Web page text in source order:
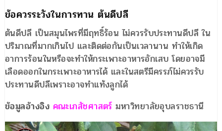
ข้อควรระวังในการทาน ต้นดีปลี
ต้นดีปลี เป็นสมุนไพรที่มีฤทธิ์ร้อน ไม่ควรรับประทานดีปลี ใน
ปริมาณที่มากเกินไป และติดต่อกันเป็นเวลานาน ทำให้เกิด
อาการร้อนในหรือจะทำให้กระเพาะอาหารอักเสบ โดยอาจมี
เลือดออกในกระเพาะอาหารได้ และในสตรีมีครรภ์ไม่ควรรับ
ประทานดีปลีเพราะอาจทำแท้งลูกได้
ข้อมูลอ้างอิง คณะเภสัชศาสตร์ มหาวิทยาลัยอุบลราชธานี